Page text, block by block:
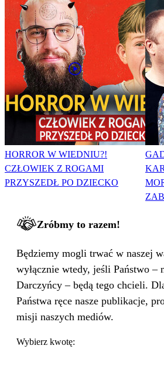
HORROR W WIEDNIU?!
CZŁOWIEK Z ROGAMI
PRZYSZEDŁ PO DZIECKO
Zróbmy to razem!
Będziemy mogli trwać w naszej
wyłącznie wtedy, jeśli Państwo –
Darczyńcy – będą tego chcieli.
Państwa ręce nasze publikacje,
misji naszych mediów.
Wybierz kwotę: